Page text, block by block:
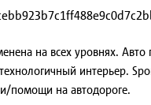
на всех уровнях.
интерьер.
помощи на автодороге.